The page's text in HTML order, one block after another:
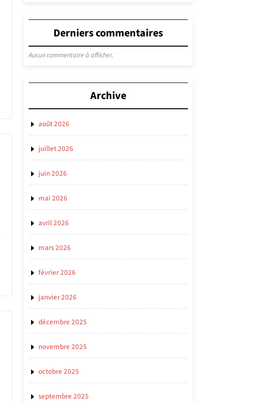
Derniers commentaires
Aucun commentaire à afficher.
Archive
août 2026
juillet 2026
juin 2026
mai 2026
avril 2026
mars 2026
février 2026
janvier 2026
décembre 2025
novembre 2025
octobre 2025
septembre 2025